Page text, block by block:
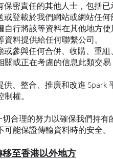
保密責任的其他人士，包括
或登載於我們網站或網站任
自行將該等資料在其他地方
資料提供給任何聯繫公司。
或參與任何合併、收購、重
關或正在考慮的信息此類交
供、整合、推廣和改進
權。
切合理的努力以確保我們持
能保證傳輸資料時的安全。
至香港以外地方